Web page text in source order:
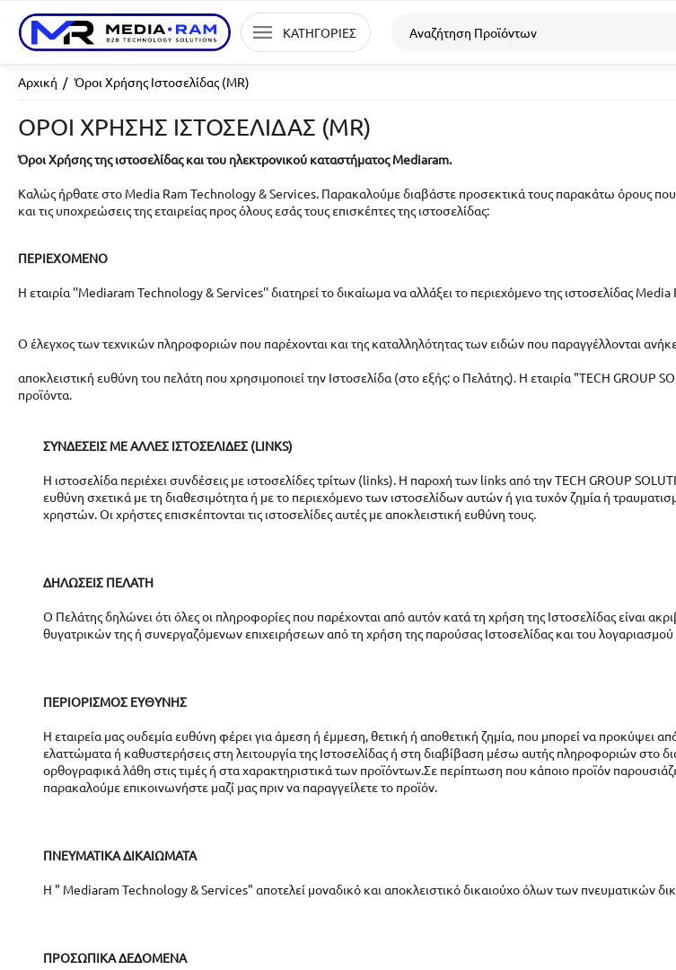
ΚΑΤΗΓΟΡΙΕΣ
Αρχική / Όροι Χρήσης Ιστοσελίδας (MR)
ΌΡΟΙ ΧΡΉΣΗΣ ΙΣΤΟΣΕΛΊΔΑΣ (MR)
Όροι Χρήσης της ιστοσελίδας και του ηλεκτρονικού καταστήματος Mediaram.
Καλώς ήρθατε στο Media Ram Technology & Services. Παρακαλούμε διαβάστε προσεκτικά τους παρακάτω όρους
και τις υποχρεώσεις της εταιρείας προς όλους εσάς τους επισκέπτες της ιστοσελίδας:
ΠΕΡΙΕΧΟΜΕΝΟ
Η εταιρία ''Mediaram Technology & Services'' διατηρεί το δικαίωμα να αλλάξει το περιεχόμενο της ιστοσελίδας
Ο έλεγχος των τεχνικών πληροφοριών που παρέχονται και της καταλληλότητας των ειδών που παραγγέλλονται
αποκλειστική ευθύνη του πελάτη που χρησιμοποιεί την Ιστοσελίδα (στο εξής: ο Πελάτης). Η εταιρία "TECH
προϊόντα.
ΣΥΝΔΕΣΕΙΣ ΜΕ ΑΛΛΕΣ ΙΣΤΟΣΕΛΙΔΕΣ (LINKS)
Η ιστοσελίδα περιέχει συνδέσεις με ιστοσελίδες τρίτων (links). Η παροχή των links από την TECH GROUP
ευθύνη σχετικά με τη διαθεσιμότητα ή με το περιεχόμενο των ιστοσελίδων αυτών ή για τυχόν ζημία ή
χρηστών. Οι χρήστες επισκέπτονται τις ιστοσελίδες αυτές με αποκλειστική ευθύνη τους.
ΔΗΛΩΣΕΙΣ ΠΕΛΑΤΗ
Ο Πελάτης δηλώνει ότι όλες οι πληροφορίες που παρέχονται από αυτόν κατά τη χρήση της Ιστοσελίδας είναι
θυγατρικών της ή συνεργαζόμενων επιχειρήσεων από τη χρήση της παρούσας Ιστοσελίδας και του
ΠΕΡΙΟΡΙΣΜΟΣ ΕΥΘΥΝΗΣ
Η εταιρεία μας ουδεμία ευθύνη φέρει για άμεση ή έμμεση, θετική ή αποθετική ζημία, που μπορεί να προκύψει
ελαττώματα ή καθυστερήσεις στη λειτουργία της Ιστοσελίδας ή στη διαβίβαση μέσω αυτής πληροφοριών στο
ορθογραφικά λάθη στις τιμές ή στα χαρακτηριστικά των προϊόντων.Σε περίπτωση που κάποιο προϊόν
παρακαλούμε επικοινωνήστε μαζί μας πριν να παραγγείλετε το προϊόν.
ΠΝΕΥΜΑΤΙΚΑ ΔΙΚΑΙΩΜΑΤΑ
Η " Mediaram Technology & Services" αποτελεί μοναδικό και αποκλειστικό δικαιούχο όλων των πνευματικών
ΠΡΟΣΩΠΙΚΑ ΔΕΔΟΜΕΝΑ